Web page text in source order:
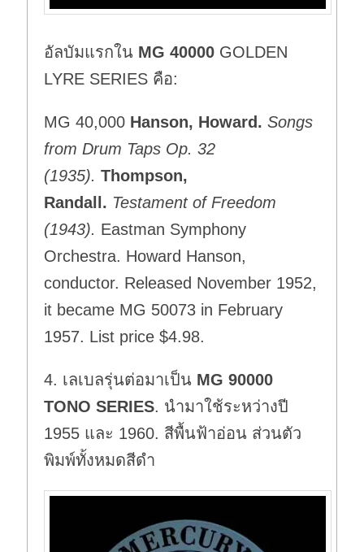
อัลบัมแรกใน MG 40000 GOLDEN
LYRE SERIES คือ:
MG 40,000 Hanson, Howard. Songs
from Drum Taps Op. 32
(1935). Thompson,
Randall. Testament of Freedom
(1943). Eastman Symphony
Orchestra. Howard Hanson,
conductor. Released November 1952,
it became MG 50073 in February
1957. List price $4.98.
4. เลเบลรุ่นต่อมาเป็น MG 90000
TONO SERIES. นำมาใช้ระหว่างปี
1955 และ 1960. สีพื้นฟ้าอ่อน ส่วนตัว
พิมพ์ทั้งหมดสีดำ